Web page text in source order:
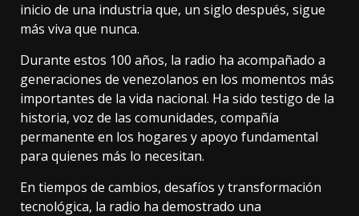
inicio de una industria que, un siglo después, sigue
más viva que nunca.
Durante estos 100 años, la radio ha acompañado a
generaciones de venezolanos en los momentos más
importantes de la vida nacional. Ha sido testigo de la
historia, voz de las comunidades, compañía
permanente en los hogares y apoyo fundamental
para quienes más lo necesitan.
En tiempos de cambios, desafíos y transformación
tecnológica, la radio ha demostrado una